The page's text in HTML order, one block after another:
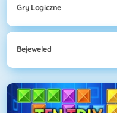
Gry Logiczne
Bejeweled